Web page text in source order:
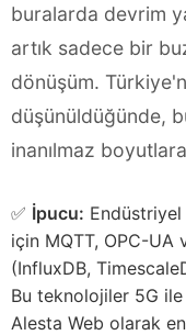
buralarda devrim
artık sadece bir
dönüşüm.
düşünüldüğünde,
inanılmaz
✅ İpucu:
için MQTT, OPC-UA
(InfluxDB,
Bu teknolojiler 5G
Alesta Web olarak